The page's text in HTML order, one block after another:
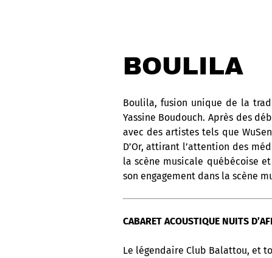
BOULILA
Boulila, fusion unique de la
Yassine Boudouch. Après des
avec des artistes tels que
D’Or, attirant l’attention des
la scène musicale québécoise
son engagement dans la scène
CABARET ACOUSTIQUE NUITS
Le légendaire Club Balattou, et